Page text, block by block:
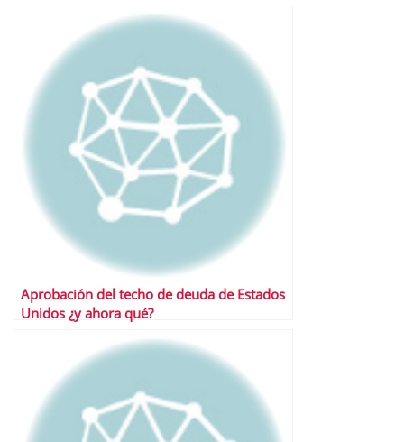
Aprobación del techo de deuda de Estados
Unidos ¿y ahora qué?